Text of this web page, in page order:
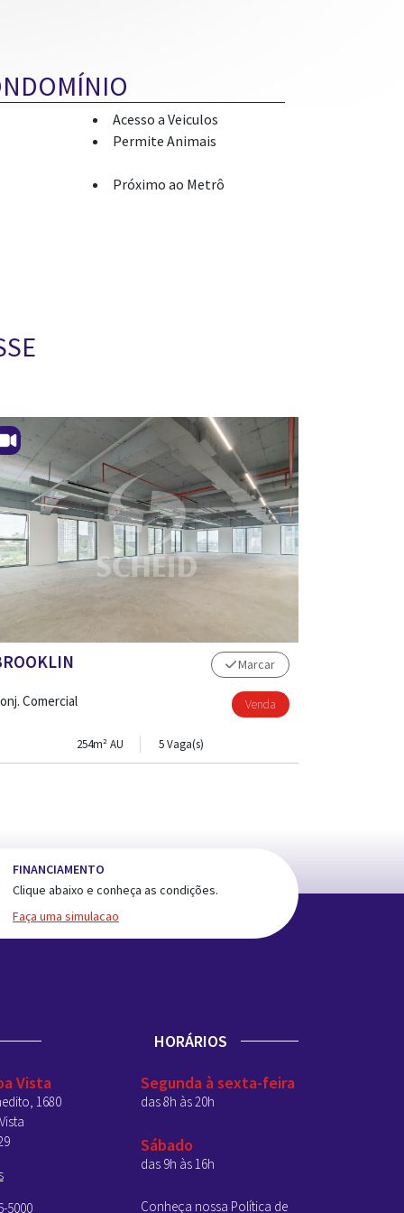
Acesso a Veiculos
Permite Animais
Próximo ao Metrô
Comercial
Marcar
Venda
254m² AU 5 Vaga(s)
FINANCIAMENTO
Clique abaixo e conheça as condições.
Faça uma simulacao
HORÁRIOS
Vista
1680
5000
Segunda à sexta-feira
das 8h às 20h
Sábado
das 9h às 16h
Conheça nossa Política de